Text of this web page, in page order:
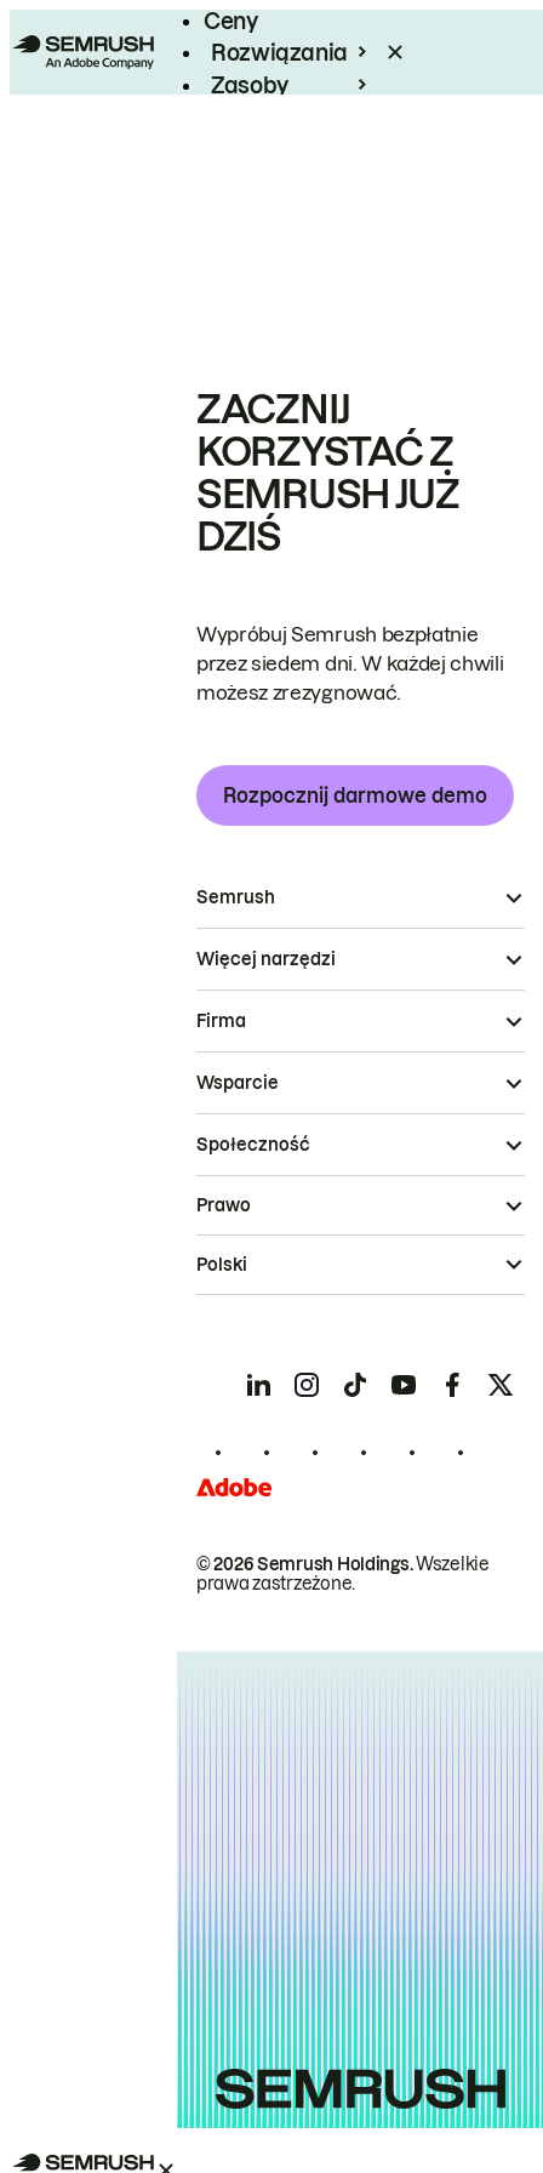
Ceny
Rozwiązania
Zasoby
ZACZNIJ
KORZYSTAĆ Z
SEMRUSH JUŻ
DZIŚ
Wypróbuj Semrush bezpłatnie
przez siedem dni. W każdej chwili
możesz zrezygnować.
Rozpocznij darmowe demo
Semrush
Więcej narzędzi
Firma
Wsparcie
Społeczność
© 2026 Semrush Holdings.Wszelkie
prawa zastrzeżone.
Prawo
Polski